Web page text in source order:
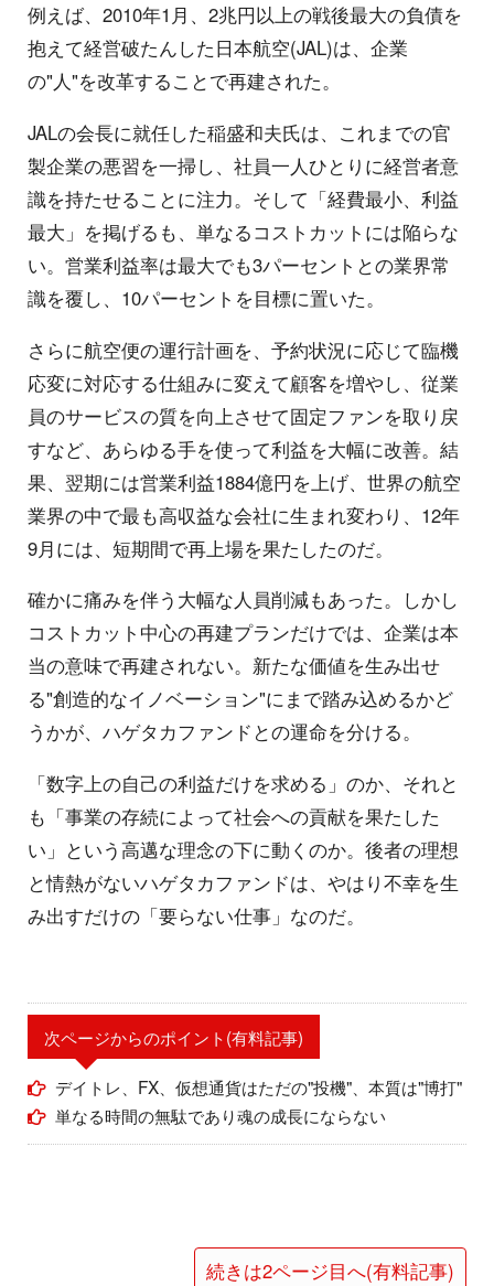
例えば、2010年1月、2兆円以上の戦後最大の負債を
抱えて経営破たんした日本航空(JAL)は、企業
の"人"を改革することで再建された。
JALの会長に就任した稲盛和夫氏は、これまでの官
製企業の悪習を一掃し、社員一人ひとりに経営者意
識を持たせることに注力。そして「経費最小、利益
最大」を掲げるも、単なるコストカットには陥らな
い。営業利益率は最大でも3パーセントとの業界常
識を覆し、10パーセントを目標に置いた。
さらに航空便の運行計画を、予約状況に応じて臨機
応変に対応する仕組みに変えて顧客を増やし、従業
員のサービスの質を向上させて固定ファンを取り戻
すなど、あらゆる手を使って利益を大幅に改善。結
果、翌期には営業利益1884億円を上げ、世界の航空
業界の中で最も高収益な会社に生まれ変わり、12年
9月には、短期間で再上場を果たしたのだ。
確かに痛みを伴う大幅な人員削減もあった。しかし
コストカット中心の再建プランだけでは、企業は本
当の意味で再建されない。新たな価値を生み出せ
る"創造的なイノベーション"にまで踏み込めるかど
うかが、ハゲタカファンドとの運命を分ける。
「数字上の自己の利益だけを求める」のか、それと
も「事業の存続によって社会への貢献を果たした
い」という高邁な理念の下に動くのか。後者の理想
と情熱がないハゲタカファンドは、やはり不幸を生
み出すだけの「要らない仕事」なのだ。
次ページからのポイント(有料記事)
デイトレ、FX、仮想通貨はただの"投機"、本質は"博打"
単なる時間の無駄であり魂の成長にならない
続きは2ページ目へ(有料記事)